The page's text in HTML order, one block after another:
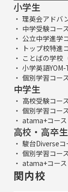
小学生
理英会アドバ
中学受験コー
公立中学進学
トップ校特進
ことばの学校
小学英語YOM-
個別学習コー
中学生
高校受験コー
個別学習コー
atama+コース
高校・高卒生
駿台Diverseコ
個別学習コー
atama+コース
関内校